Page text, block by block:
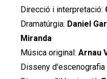
Direcció i interpretació:
Dramatúrgia: Daniel
Miranda
Música original: Arnau
Disseny d'escenografia